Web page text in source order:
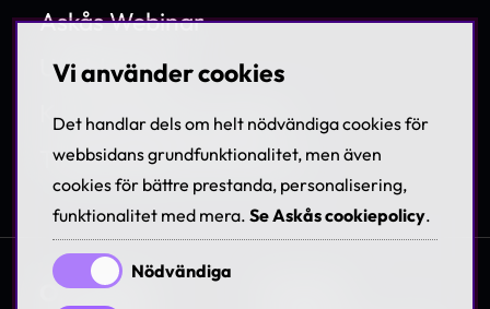
Askås Webinar
Utbildningar
Kundanpassad support
Tillgänglighetsdirektivet
Om Askås
Vi använder cookies
Det handlar dels om helt nödvändiga cookies för
webbsidans grundfunktionalitet, men även
cookies för bättre prestanda, personalisering,
funktionalitet med mera. Se Askås cookiepolicy.
Nödvändiga